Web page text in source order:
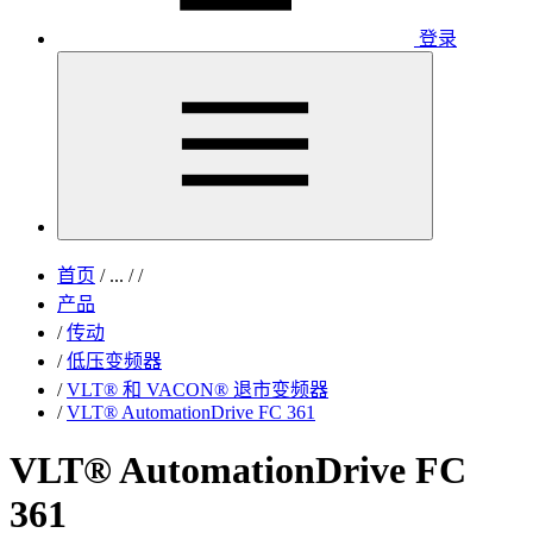
登录
首页 /... / /
产品
/ 传动
/ 低压变频器
/ VLT® 和 VACON® 退市变频器
/ VLT® AutomationDrive FC 361
VLT® AutomationDrive FC
361